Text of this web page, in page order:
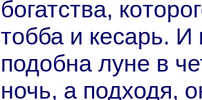
богатства,
тобба и кеcaрь. И
подобнa луне в
ночь, а подходя,